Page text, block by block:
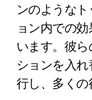
ンのような
ョン内での
います。彼
ションを入
行し、多くの